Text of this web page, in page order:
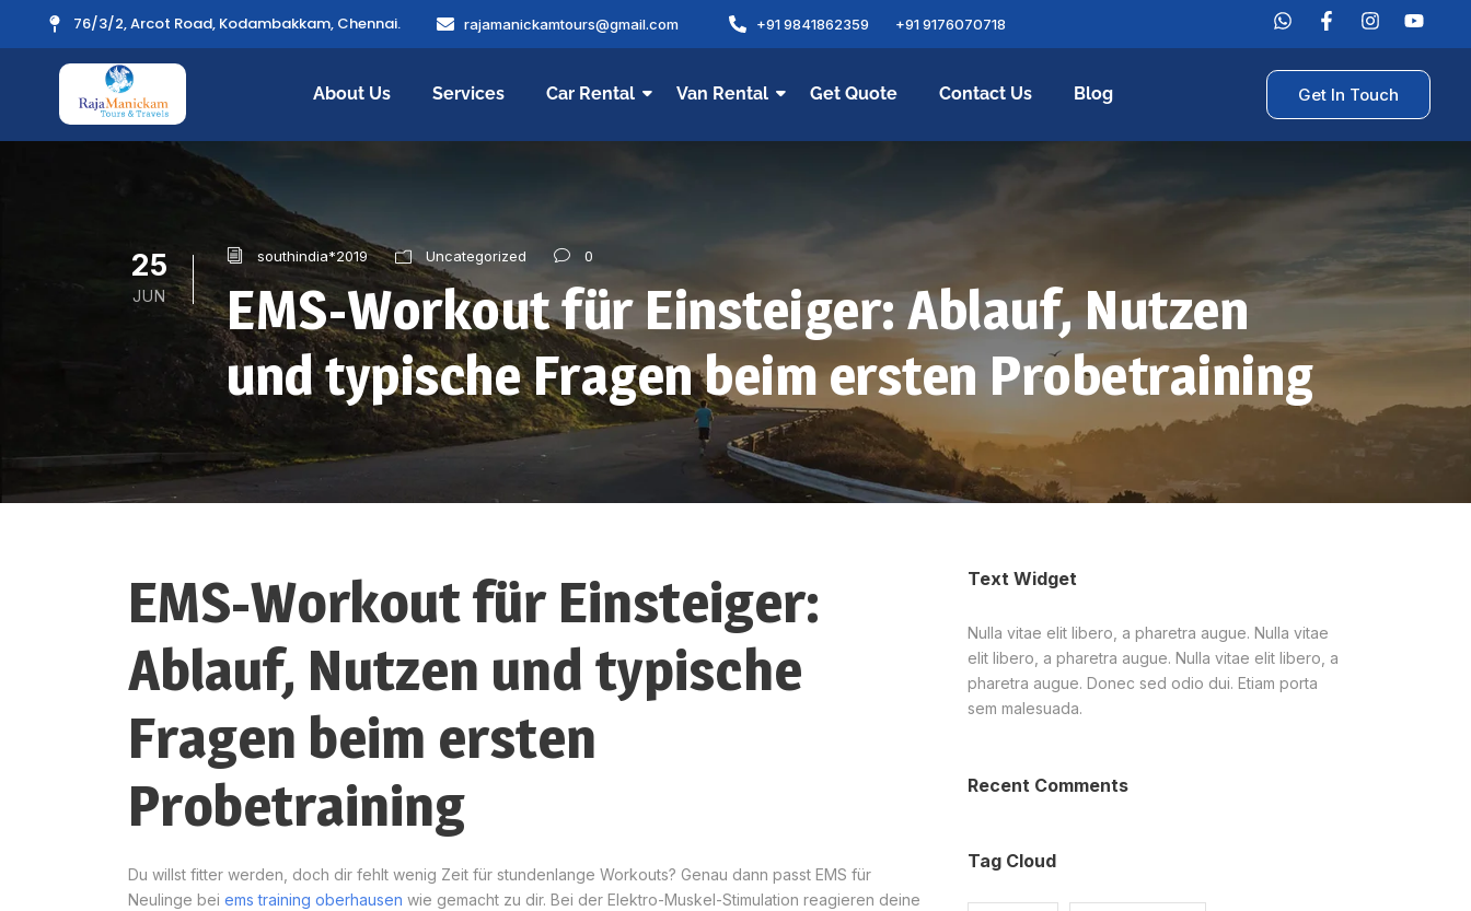
76/3/2, Arcot Road, Kodambakkam, Chennai. rajamanickamtours@gmail.com +91 9841862359 +91 9176070718
About Us Services Car Rental Van Rental Get Quote Contact Us Blog Get In Touch
25
JUN
southindia*2019 Uncategorized 0
EMS-Workout für Einsteiger: Ablauf, Nutzen
und typische Fragen beim ersten Probetraining
EMS-Workout für Einsteiger:
Ablauf, Nutzen und typische
Fragen beim ersten
Probetraining
Du willst fitter werden, doch dir fehlt wenig Zeit für stundenlange Workouts? Genau dann passt EMS für
Neulinge bei ems training oberhausen wie gemacht zu dir. Bei der Elektro-Muskel-Stimulation reagieren deine
Text Widget
Nulla vitae elit libero, a pharetra augue. Nulla vitae
elit libero, a pharetra augue. Nulla vitae elit libero, a
pharetra augue. Donec sed odio dui. Etiam porta
sem malesuada.
Recent Comments
Tag Cloud